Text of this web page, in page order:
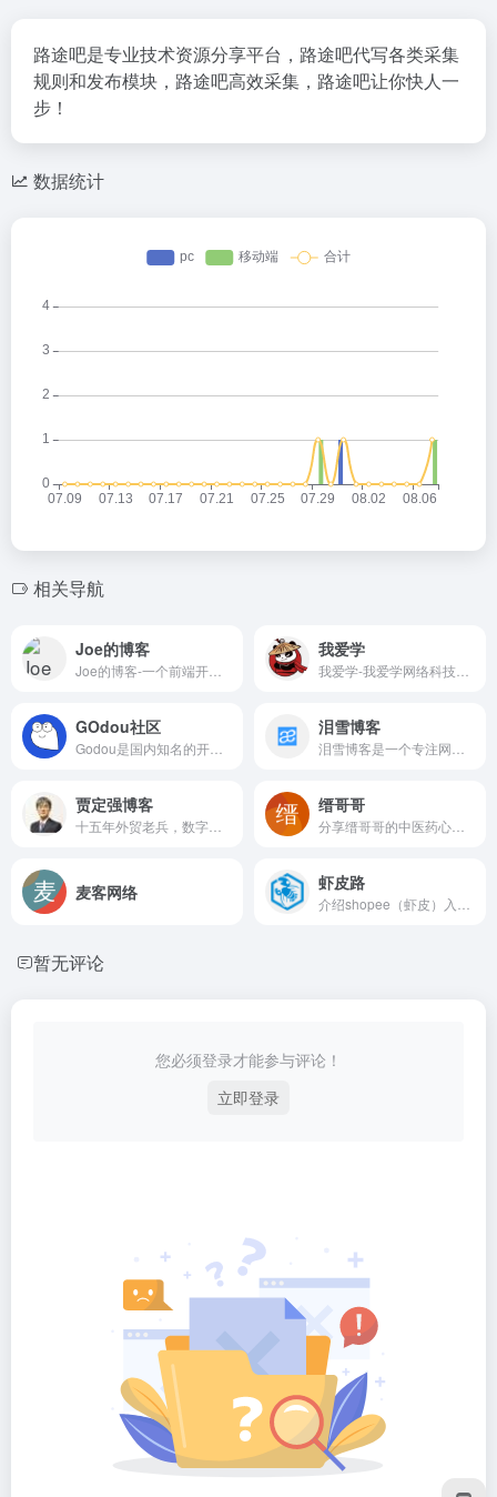
路途吧是专业技术资源分享平台，路途吧代写各类采集
规则和发布模块，路途吧高效采集，路途吧让你快人一
步！
数据统计
相关导航
Joe的博客 我爱学
GOdou社区 泪雪博客
贾定强博客 缙哥哥
麦客网络 虾皮路
暂无评论
您必须登录才能参与评论！
立即登录